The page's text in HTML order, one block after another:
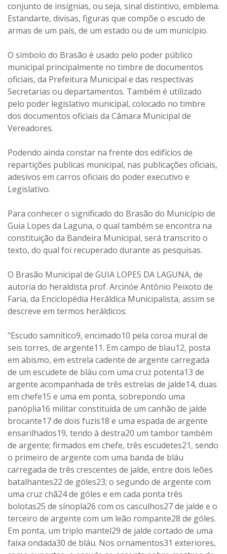
conjunto de insígnias, ou seja, sinal distintivo, emblema.
Estandarte, divisas, figuras que compõe o escudo de
armas de um país, de um estado ou de um município.
O símbolo do Brasão é usado pelo poder público
municipal principalmente no timbre de documentos
oficiais, da Prefeitura Municipal e das respectivas
Secretarias ou departamentos. Também é utilizado
pelo poder legislativo municipal, colocado no timbre
dos documentos oficiais da Câmara Municipal de
Vereadores.
Podendo ainda constar na frente dos edifícios de
repartições publicas municipal, nas publicações oficiais,
adesivos em carros oficiais do poder executivo e
Legislativo.
Para conhecer o significado do Brasão do Município de
Guia Lopes da Laguna, o qual também se encontra na
constituição da Bandeira Municipal, será transcrito o
texto, do qual foi recuperado durante as pesquisas.
O Brasão Municipal de GUIA LOPES DA LAGUNA, de
autoria do heraldista prof. Arcinóe Antônio Peixoto de
Faria, da Enciclopédia Heráldica Municipalista, assim se
descreve em termos heráldicos:
"Escudo samnítico9, encimado10 pela coroa mural de
seis torres, de argente11. Em campo de blau12, posta
em abismo, em estrela cadente de argente carregada
de um escudete de bláu com uma cruz potenta13 de
argente acompanhada de três estrelas de jalde14, duas
em chefe15 e uma em ponta, sobrepondo uma
panóplia16 militar constituída de um canhão de jalde
brocante17 de dois fuzis18 e uma espada de argente
ensarilhados19, tendo à destra20 um tambor também
de argente; firmados em chefe, três escudetes21, sendo
o primeiro de argente com uma banda de bláu
carregada de três crescentes de jalde, entre dois leões
batalhantes22 de góles23; o segundo de argente com
uma cruz chã24 de góles e em cada ponta três
bolotas25 de sínopla26 com os casculhos27 de jalde e o
terceiro de argente com um leão rompante28 de góles.
Em ponta, um triplo mantel29 de jalde cortado de uma
faixa ondada30 de bláu. Nos ornamentos31 exteriores,